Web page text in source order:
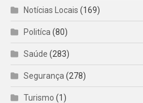
Notícias Locais (169)
Politíca (80)
Saúde (283)
Segurança (278)
Turismo (1)